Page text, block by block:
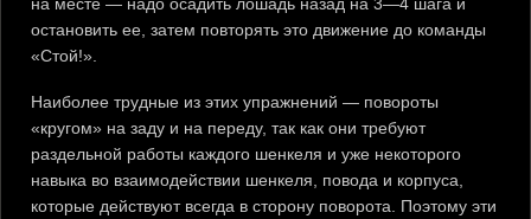
остановить ее, затем повторять это движение до команды
«Стой!».
Наиболее трудные из этих упражнений — повороты
«кругом» на заду и на переду, так как они требуют
раздельной работы каждого шенкеля и уже некоторого
навыка во взаимодействии шенкеля, повода и корпуса,
которые действуют всегда в сторону поворота. Поэтому эти